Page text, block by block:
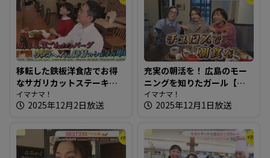
移転した鉄板洋食店でお得
なサガリカットステーキ～
洋風鉄板ダイニング 日向
【たまにはそとランチ】
イマナマ！
2025年12月2日放送
充実の朝活を！ 広島のモー
ニングを知りたガール【街
ネタ！知りたガール】
イマナマ！
2025年12月1日放送